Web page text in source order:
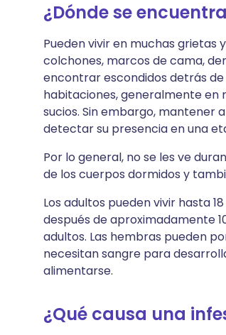
¿Dónde se
Pueden vivir en muchas grietas
colchones, marcos de cama,
encontrar escondidos detrás
habitaciones, generalmente en
sucios. Sin embargo, mantener
detectar su presencia en una
Por lo general, no se les ve
de los cuerpos dormidos y
Los adultos pueden vivir hasta
después de aproximadamente
adultos. Las hembras pueden
necesitan sangre para
alimentarse.
¿Qué causa una